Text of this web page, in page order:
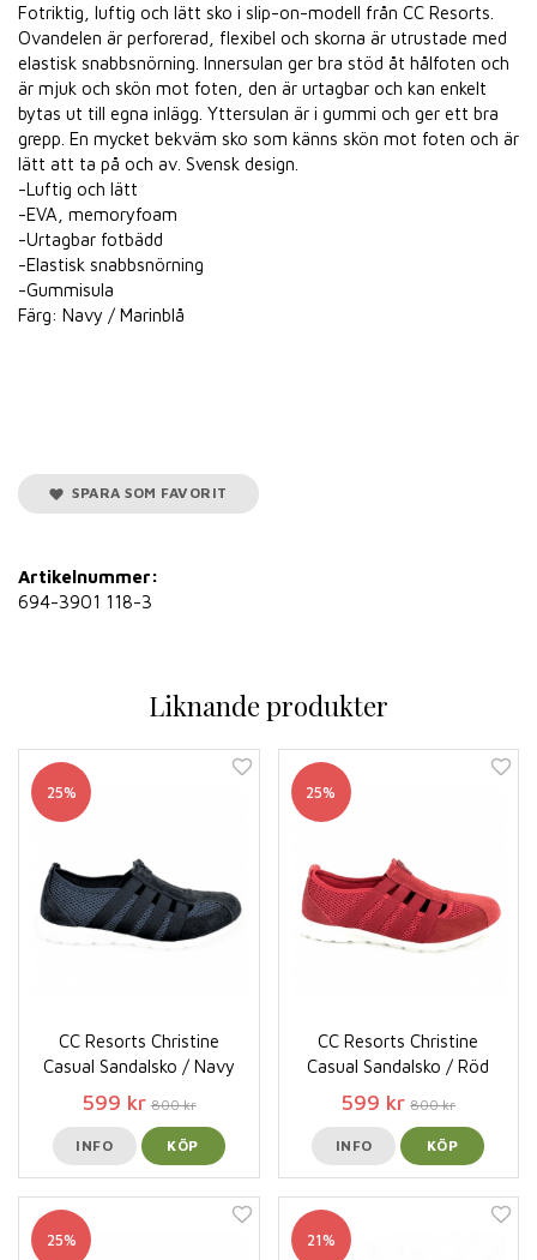
Fotriktig, luftig och lätt sko i slip-on-modell från CC Resorts.
Ovandelen är perforerad, flexibel och skorna är utrustade med
elastisk snabbsnörning. Innersulan ger bra stöd åt hålfoten och
är mjuk och skön mot foten, den är urtagbar och kan enkelt
bytas ut till egna inlägg. Yttersulan är i gummi och ger ett bra
grepp. En mycket bekväm sko som känns skön mot foten och är
lätt att ta på och av. Svensk design.
-Luftig och lätt
-EVA, memoryfoam
-Urtagbar fotbädd
-Elastisk snabbsnörning
-Gummisula
Färg: Navy / Marinblå
SPARA SOM FAVORIT
Artikelnummer:
694-3901 118-3
Liknande produkter
25%
CC Resorts Christine
Casual Sandalsko / Navy
599 kr 800 kr
INFO KÖP
25%
CC Resorts Christine
Casual Sandalsko / Röd
599 kr 800 kr
INFO KÖP
25% 21%